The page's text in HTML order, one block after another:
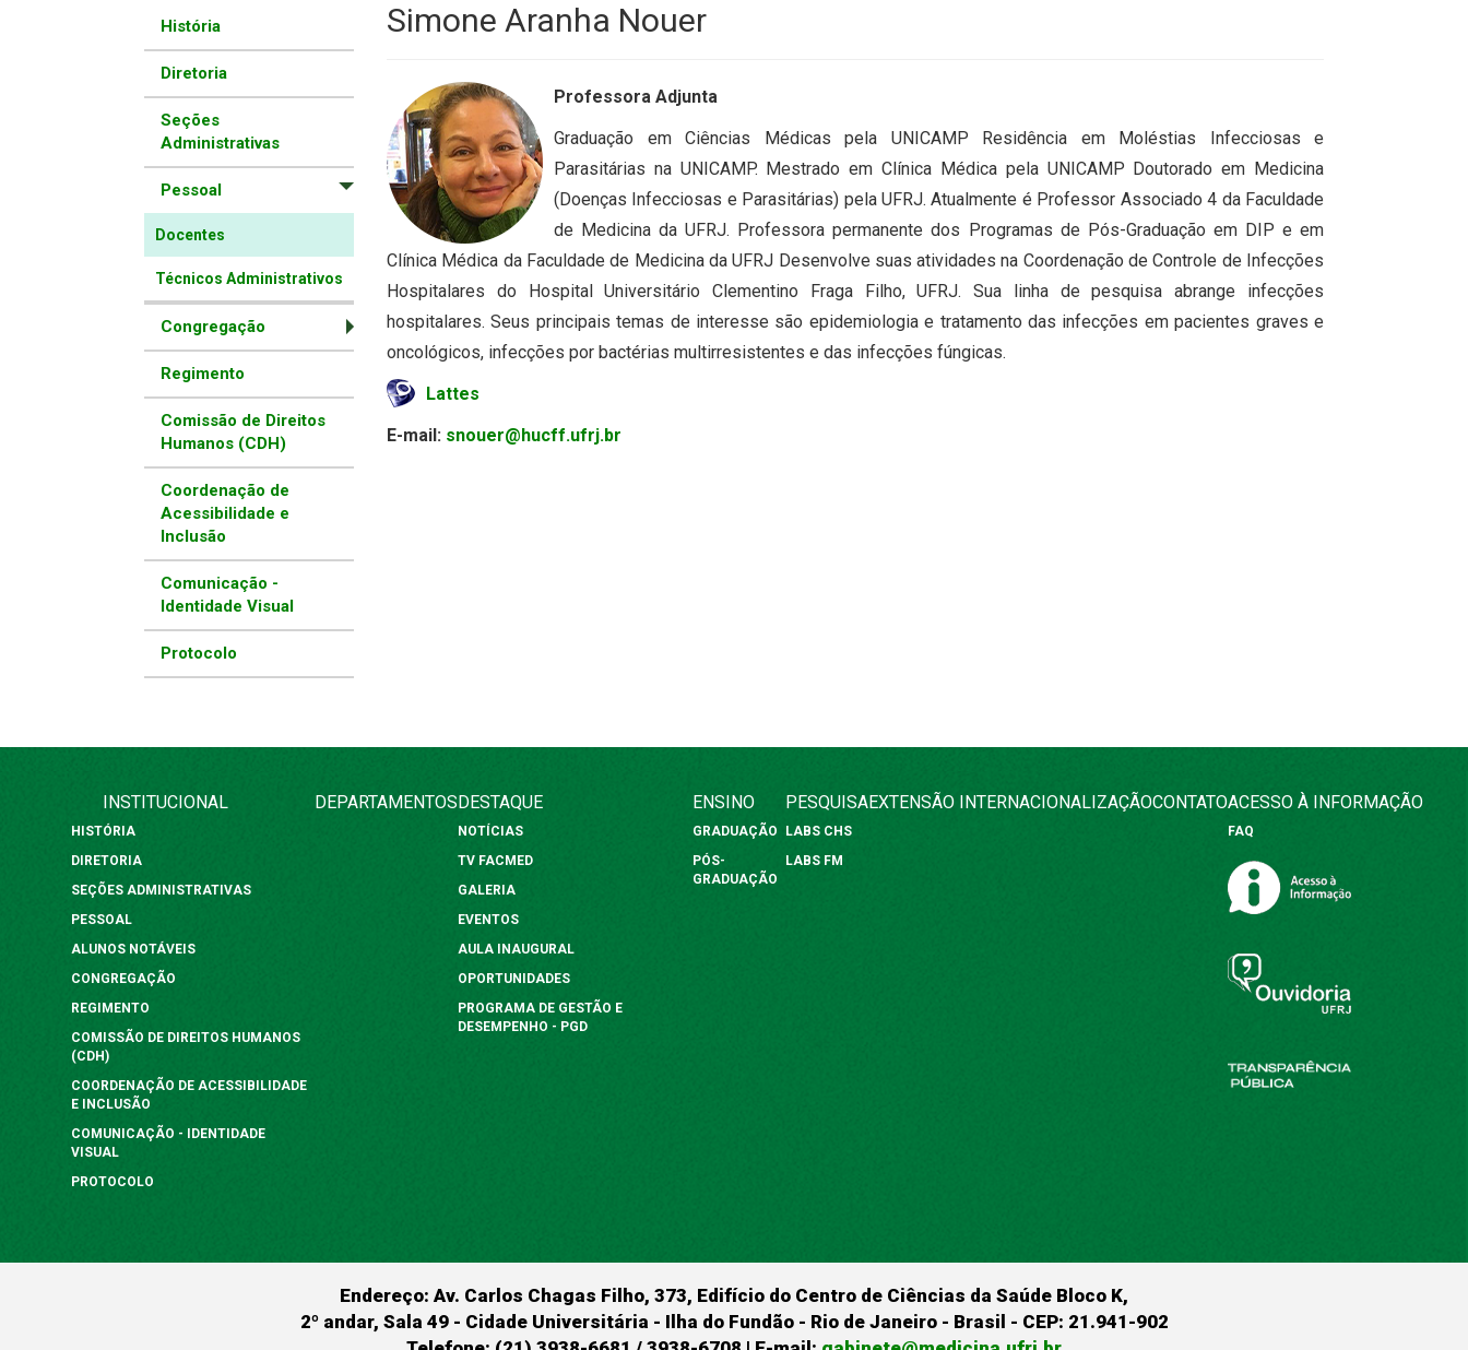
História
Diretoria
Seções
Administrativas
Pessoal
Docentes
Técnicos Administrativos
Congregação
Regimento
Comissão de Direitos
Humanos (CDH)
Coordenação de
Acessibilidade e
Inclusão
Comunicação -
Identidade Visual
Protocolo
Simone Aranha Nouer
Professora Adjunta
Graduação em Ciências Médicas pela UNICAMP Residência em Moléstias Infecciosas e
Parasitárias na UNICAMP. Mestrado em Clínica Médica pela UNICAMP Doutorado em Medicina
(Doenças Infecciosas e Parasitárias) pela UFRJ. Atualmente é Professor Associado 4 da Faculdade
de Medicina da UFRJ. Professora permanente dos Programas de Pós-Graduação em DIP e em
Clínica Médica da Faculdade de Medicina da UFRJ Desenvolve suas atividades na Coordenação de Controle de Infecções
Hospitalares do Hospital Universitário Clementino Fraga Filho, UFRJ. Sua linha de pesquisa abrange infecções
hospitalares. Seus principais temas de interesse são epidemiologia e tratamento das infecções em pacientes graves e
oncológicos, infecções por bactérias multirresistentes e das infecções fúngicas.
Lattes
E-mail: snouer@hucff.ufrj.br
INSTITUCIONAL
HISTÓRIA
DIRETORIA
SEÇÕES ADMINISTRATIVAS
PESSOAL
ALUNOS NOTÁVEIS
CONGREGAÇÃO
REGIMENTO
COMISSÃO DE DIREITOS HUMANOS
(CDH)
COORDENAÇÃO DE ACESSIBILIDADE
E INCLUSÃO
COMUNICAÇÃO - IDENTIDADE
VISUAL
PROTOCOLO
DEPARTAMENTOSDESTAQUE
NOTÍCIAS
TV FACMED
GALERIA
EVENTOS
AULA INAUGURAL
OPORTUNIDADES
PROGRAMA DE GESTÃO E
DESEMPENHO - PGD
ENSINO
GRADUAÇÃO
PÓS-
GRADUAÇÃO
PESQUISA
LABS CHS
LABS FM
EXTENSÃO INTERNACIONALIZAÇÃOCONTATOACESSO À INFORMAÇÃO
FAQ
Endereço: Av. Carlos Chagas Filho, 373, Edifício do Centro de Ciências da Saúde Bloco K,
2º andar, Sala 49 - Cidade Universitária - Ilha do Fundão - Rio de Janeiro - Brasil - CEP: 21.941-902